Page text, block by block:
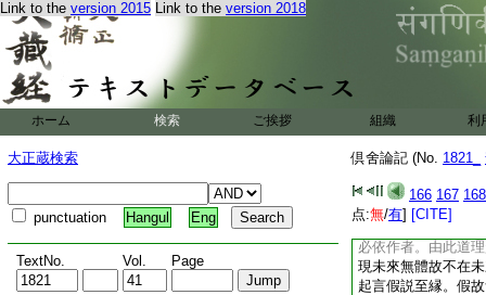
Link to the version 2015 Link to the version 2018
ホーム 検索 ご挨拶 組織 利
大正蔵検索
punctuation Hangul Eng
TextNo. Vol. Page
倶舍論記 (No. 1821_
166 167 168
点:無/有] [CITE]
非有無間必有。向
縁應亦然例同於起
體雖非有。無間必
縁。若言非有不得
亦應得説至縁。故
生已起無窮者。
復起便致無窮 或先
在未來失。若言起
未來體應先有。以
體應非有。以未來
有起用非有作者違
必依作者。由此道
現未來無體故不在
起言假説至縁。假